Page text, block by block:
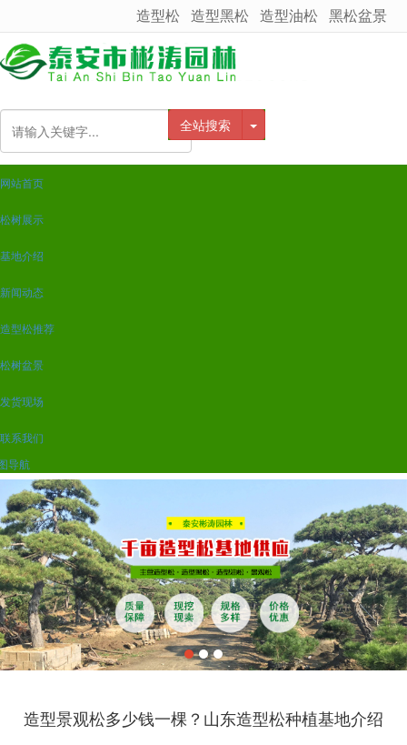
很遗憾，因您的浏览器版本过低导致无法获得最佳浏览体验，推荐下载安装谷歌浏览器！
造型松 造型黑松 造型油松 黑松盆景
全站搜索
网站首页
松树展示
基地介绍
新闻动态
造型松推荐
松树盆景
发货现场
联系我们
导航
造型景观松多少钱一棵？山东造型松种植基地介绍